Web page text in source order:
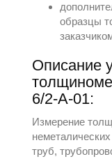
образцы
Описание
6/2-А-01:
Измерение
труб,